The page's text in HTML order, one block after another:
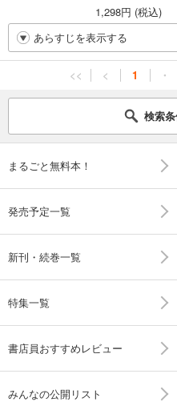
1,298円 (税込)
あらすじを表示する
<< < 1 ・
検索
まるごと無料本！
発売予定一覧
新刊・続巻一覧
特集一覧
書店員おすすめレビュー
みんなの公開リスト